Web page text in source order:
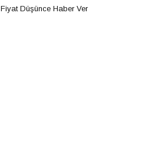
Fiyat Düşünce Haber Ver